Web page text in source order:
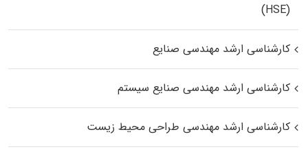
(HSE)
کارشناسی ارشد مهندسی صنایع
کارشناسی ارشد مهندسی صنایع سیستم
کارشناسی ارشد مهندسی طراحی محیط زیست